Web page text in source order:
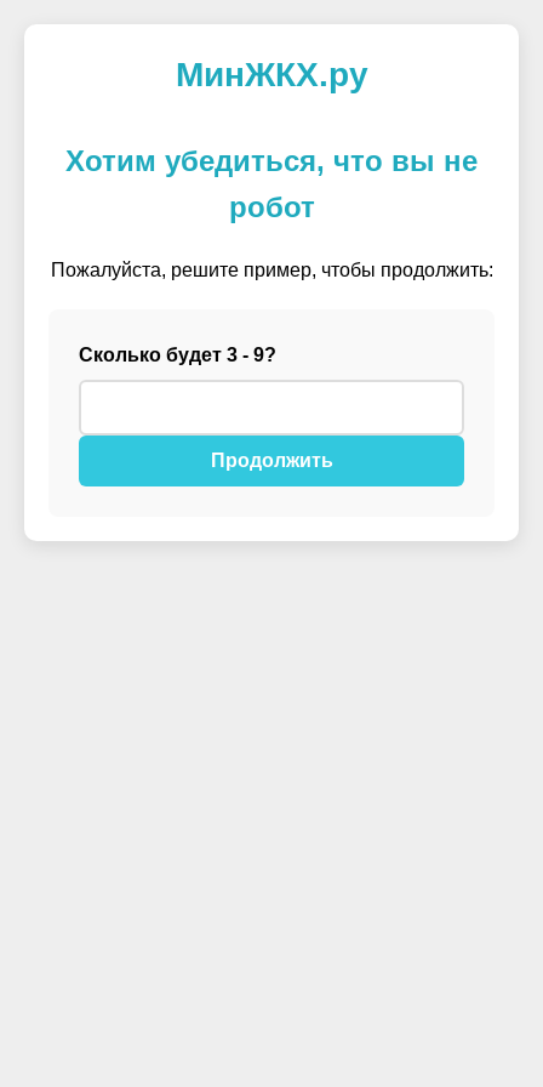
МинЖКХ.ру
Хотим убедиться, что вы не
робот
Пожалуйста, решите пример, чтобы продолжить:
Сколько будет 3 - 9?
Продолжить